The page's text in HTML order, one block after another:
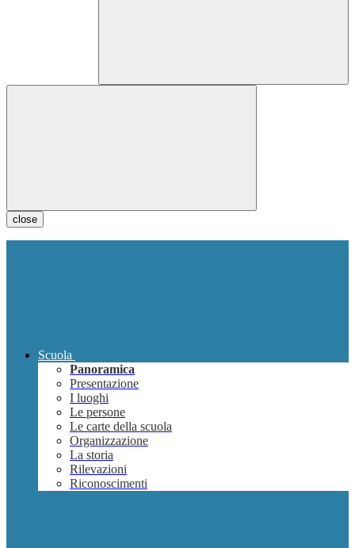
close
Scuola
Panoramica
Presentazione
I luoghi
Le persone
Le carte della scuola
Organizzazione
La storia
Rilevazioni
Riconoscimenti